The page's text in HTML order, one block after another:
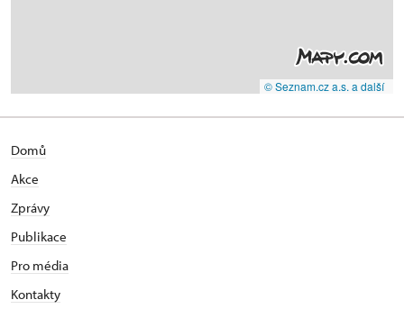
© Seznam.cz a.s. a další
Domů
Akce
Zprávy
Publikace
Pro média
Kontakty